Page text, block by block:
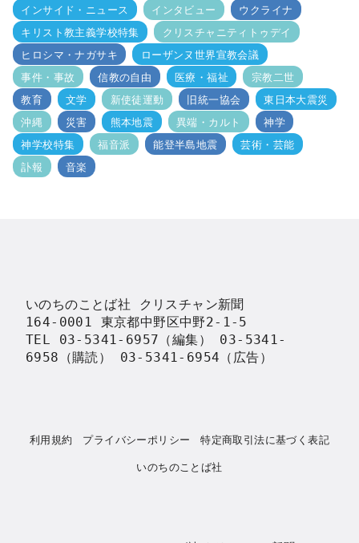
インサイド・ニュース インタビュー
ウクライナ
キリスト教主義学校特集
クリスチャニティトゥデイ
ヒロシマ・ナガサキ
ローザンヌ世界宣教会議
事件・事故
信教の自由 医療・福祉
宗教二世
教育
文学 新使徒運動 旧統一協会
東日本大震災
沖縄
災害 熊本地震 異端・カルト
神学
神学校特集
福音派 能登半島地震
芸術・芸能
訃報
音楽
いのちのことば社 クリスチャン新聞
164-0001 東京都中野区中野2-1-5
TEL 03-5341-6957（編集） 03-5341-
6958（購読） 03-5341-6954（広告）
利用規約 プライバシーポリシー
特定商取引法に基づく表記
いのちのことば社